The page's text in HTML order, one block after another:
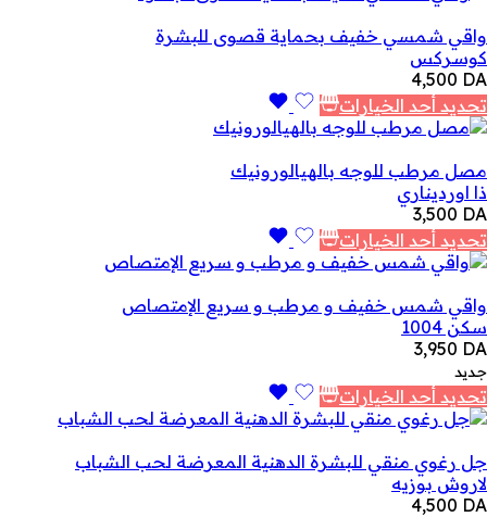
واقي شمسي خفيف بحماية قصوى للبشرة
كوسركس
4,500 DA
تحديد أحد الخيارات
مصل مرطب للوجه بالهيالورونيك
ذا اورديناري
3,500 DA
تحديد أحد الخيارات
واقي شمس خفيف و مرطب و سريع الإمتصاص
سكن 1004
3,950 DA
جديد
تحديد أحد الخيارات
جل رغوي منقي للبشرة الدهنية المعرضة لحب الشباب
لاروش بوزيه
4,500 DA